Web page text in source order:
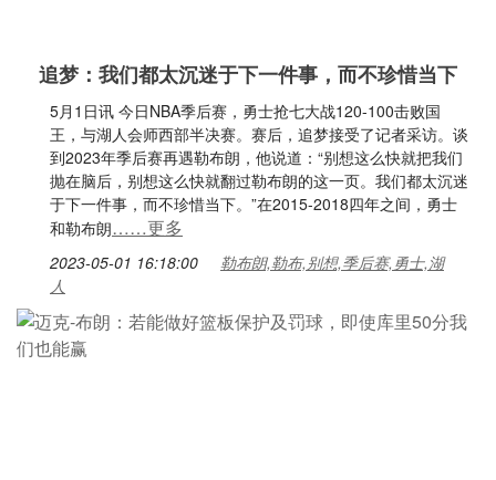
追梦：我们都太沉迷于下一件事，而不珍惜当下
5月1日讯 今日NBA季后赛，勇士抢七大战120-100击败国
王，与湖人会师西部半决赛。赛后，追梦接受了记者采访。谈
到2023年季后赛再遇勒布朗，他说道：“别想这么快就把我们
抛在脑后，别想这么快就翻过勒布朗的这一页。我们都太沉迷
于下一件事，而不珍惜当下。”在2015-2018四年之间，勇士
和勒布朗……更多
2023-05-01 16:18:00
勒布朗,勒布,别想,季后赛,勇士,湖
人